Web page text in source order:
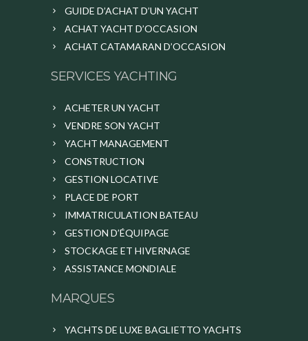
GUIDE D’ACHAT D’UN YACHT
ACHAT YACHT D’OCCASION
ACHAT CATAMARAN D’OCCASION
SERVICES YACHTING
ACHETER UN YACHT
VENDRE SON YACHT
YACHT MANAGEMENT
CONSTRUCTION
GESTION LOCATIVE
PLACE DE PORT
IMMATRICULATION BATEAU
GESTION D’ÉQUIPAGE
STOCKAGE ET HIVERNAGE
ASSISTANCE MONDIALE
MARQUES
YACHTS DE LUXE BAGLIETTO YACHTS